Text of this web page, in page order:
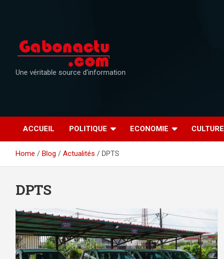
Une véritable source d'information
ACCUEIL POLITIQUE ECONOMIE CULTURE
Home Blog Actualités DPTS
DPTS